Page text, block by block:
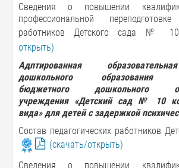
Сведения о повышении
профессиональной переподготовке
работников Детского сада № 10
открыть)
Адптированная
дошкольного образования
бюджетного дошкольного
учреждения «Детский сад № 10
вида»для детей с задержкой
Состав педагогических работников
(скачать/открыть)
Сведения о повышении